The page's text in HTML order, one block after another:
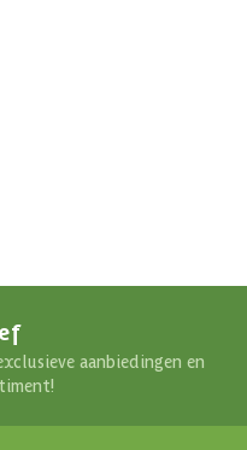
aanbiedingen en